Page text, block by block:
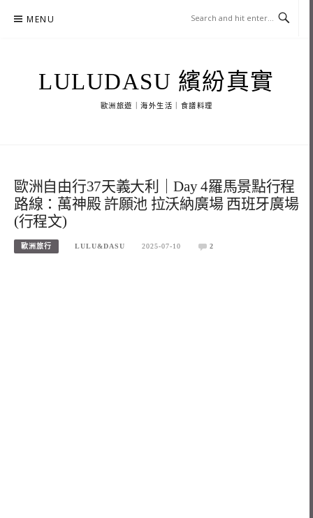
MENU
LULUDASU 繽紛真實
歐洲旅遊｜海外生活｜食譜料理
歐洲自由行37天義大利｜Day 4羅馬景點行程
路線：萬神殿 許願池 拉沃納廣場 西班牙廣場
(行程文)
歐洲旅行 LULU&DASU 2025-07-10 2